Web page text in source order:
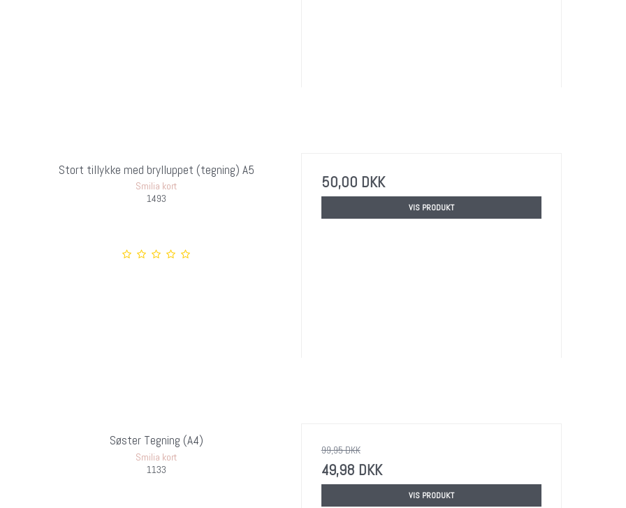
Stort tillykke med brylluppet (tegning) A5
Smilia kort
1493
50,00 DKK
VIS PRODUKT
Søster Tegning (A4)
Smilia kort
1133
99,95 DKK
49,98 DKK
VIS PRODUKT